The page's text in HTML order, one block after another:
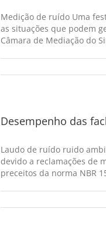
Medição de ruído Uma
as situações que podem
Câmara de Mediação do
Desempenho das
Laudo de ruído ruido
devido a reclamações de
preceitos da norma NBR